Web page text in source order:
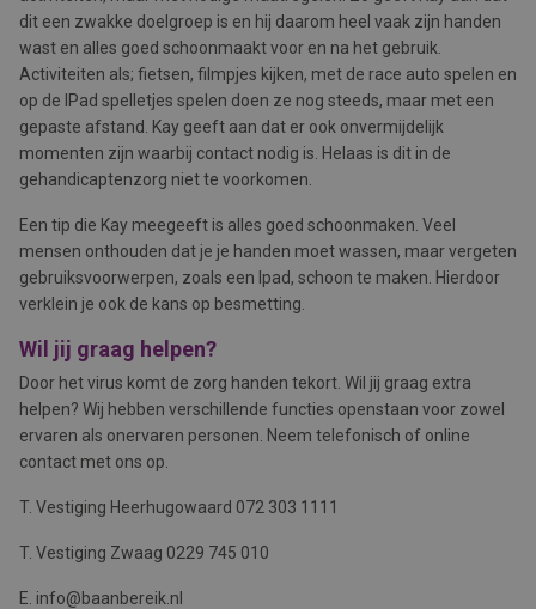
dit een zwakke doelgroep is en hij daarom heel vaak zijn handen
wast en alles goed schoonmaakt voor en na het gebruik.
Activiteiten als; fietsen, filmpjes kijken, met de race auto spelen en
op de IPad spelletjes spelen doen ze nog steeds, maar met een
gepaste afstand. Kay geeft aan dat er ook onvermijdelijk
momenten zijn waarbij contact nodig is. Helaas is dit in de
gehandicaptenzorg niet te voorkomen.
Een tip die Kay meegeeft is alles goed schoonmaken. Veel
mensen onthouden dat je je handen moet wassen, maar vergeten
gebruiksvoorwerpen, zoals een Ipad, schoon te maken. Hierdoor
verklein je ook de kans op besmetting.
Wil jij graag helpen?
Door het virus komt de zorg handen tekort. Wil jij graag extra
helpen? Wij hebben verschillende functies openstaan voor zowel
ervaren als onervaren personen. Neem telefonisch of online
contact met ons op.
T. Vestiging Heerhugowaard 072 303 1111
T. Vestiging Zwaag 0229 745 010
E. info@baanbereik.nl